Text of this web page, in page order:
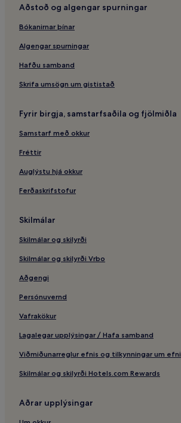
Aðstoð og algengar spurningar
Bókanirnar þínar
Algengar spurningar
Hafðu samband
Skrifa umsögn um gististað
Fyrir birgja, samstarfsaðila og fjölmiðla
Samstarf með okkur
Fréttir
Auglýstu hjá okkur
Ferðaskrifstofur
Skilmálar
Skilmálar og skilyrði
Skilmálar og skilyrði Vrbo
Aðgengi
Persónuvernd
Vafrakökur
Lagalegar upplýsingar / Hafa samband
Viðmiðunarreglur efnis og tilkynningar um efni
Skilmálar og skilyrði Hotels.com Rewards
Aðrar upplýsingar